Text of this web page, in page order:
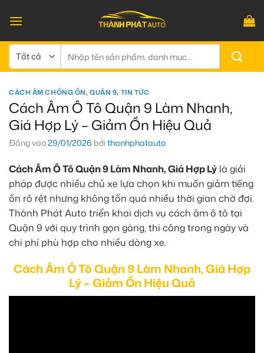
qua
dung
kiếm:
CÁCH ÂM CHỐNG ỒN,QUẬN 9, TIN TỨC
Cách Âm Ô Tô Quận 9 Làm Nhanh,
Giá Hợp Lý – Giảm Ồn Hiệu Quả
Đăng vào29/01/2026 bởithanhphatauto
Cách Âm Ô Tô Quận 9 Làm Nhanh, Giá Hợp Lý là giải
pháp được nhiều chủ xe lựa chọn khi muốn giảm tiếng
ồn rõ rệt nhưng không tốn quá nhiều thời gian chờ đợi.
Thành Phát Auto triển khai dịch vụ cách âm ô tô tại
Quận 9 với quy trình gọn gàng, thi công trong ngày và
chi phí phù hợp cho nhiều dòng xe.
Cách Âm Ô Tô Quận 9 Làm Nhanh, Giá Hợp
Lý – Giảm Ồn Hiệu Quả